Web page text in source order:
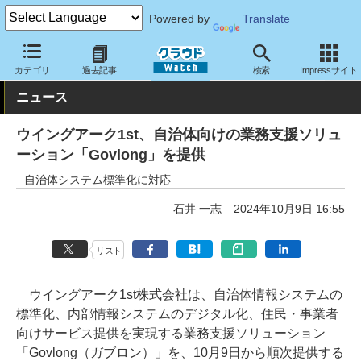
Powered by Translate
カテゴリ 過去記事 検索 Impressサイト
クラウド Watch サービス・ソフト サービス 業務関連
ニュース
ウイングアーク1st、自治体向けの業務支援ソリュ
ーション「Govlong」を提供
自治体システム標準化に対応
石井 一志 2024年10月9日 16:55
リスト
ウイングアーク1st株式会社は、自治体情報システムの
標準化、内部情報システムのデジタル化、住民・事業者
向けサービス提供を実現する業務支援ソリューション
「Govlong（ガブロン）」を、10月9日から順次提供する